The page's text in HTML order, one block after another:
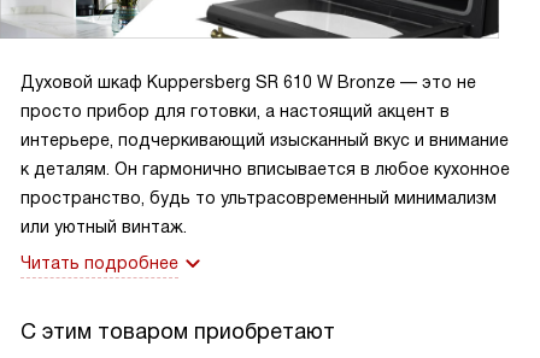
противень с телескопическими направляющими вытащить
горячий лист.
Чистка тоже радует: гидролизная мойка и эмаль лёгкой
очистки реально облегчают уход, а съёмная дверца и
внутреннее стекло позволяют добраться до
труднодоступных мест. Комплектация практичная —
глубокий и стандартный противни плюс решётка для
экономичное потребление энергии. В целом техника
Духовой шкаф Kuppersberg SR 610 W Bronze — это не
просто прибор для готовки, а настоящий акцент в
интерьере, подчеркивающий изысканный вкус и внимание
к деталям. Он гармонично вписывается в любое кухонное
пространство, будь то ультрасовременный минимализм
или уютный винтаж.
Читать подробнее
С этим товаром приобретают